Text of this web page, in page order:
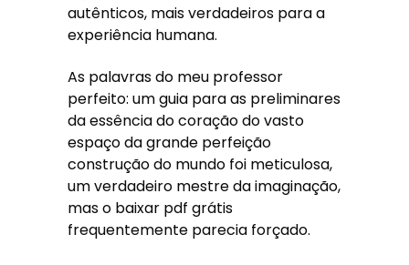
autênticos, mais verdadeiros para a
experiência humana.
As palavras do meu professor
perfeito: um guia para as preliminares
da essência do coração do vasto
espaço da grande perfeição
construção do mundo foi meticulosa,
um verdadeiro mestre da imaginação,
mas o baixar pdf grátis
frequentemente parecia forçado.